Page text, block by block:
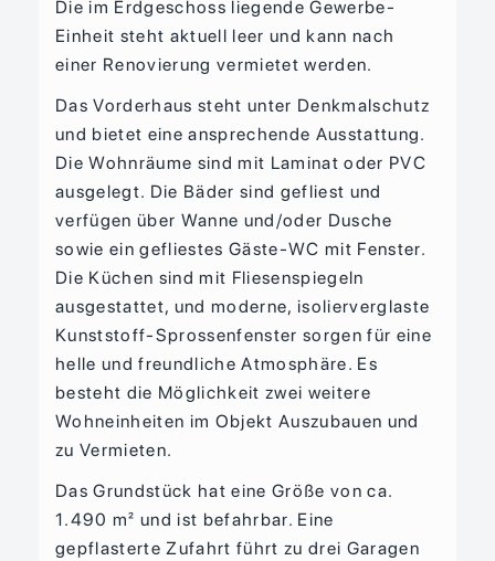
Die im Erdgeschoss liegende Gewerbe-
Einheit steht aktuell leer und kann nach
einer Renovierung vermietet werden.
Das Vorderhaus steht unter Denkmalschutz
und bietet eine ansprechende Ausstattung.
Die Wohnräume sind mit Laminat oder PVC
ausgelegt. Die Bäder sind gefliest und
verfügen über Wanne und/oder Dusche
sowie ein gefliestes Gäste-WC mit Fenster.
Die Küchen sind mit Fliesenspiegeln
ausgestattet, und moderne, isolierverglaste
Kunststoff-Sprossenfenster sorgen für eine
helle und freundliche Atmosphäre. Es
besteht die Möglichkeit zwei weitere
Wohneinheiten im Objekt Auszubauen und
zu Vermieten.
Das Grundstück hat eine Größe von ca.
1.490 m² und ist befahrbar. Eine
gepflasterte Zufahrt führt zu drei Garagen